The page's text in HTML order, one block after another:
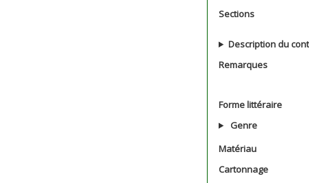
Sections
Description du
Remarques
Forme littéraire
Genre
Matériau
Cartonnage